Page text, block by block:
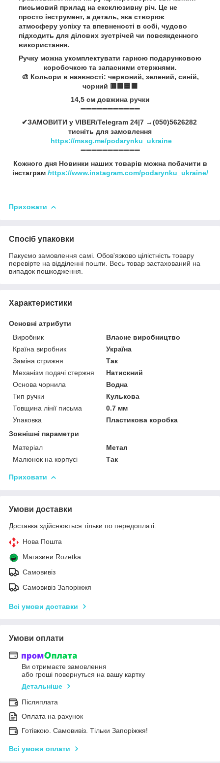
письмовий прилад на ексклюзивну річ. Це не
просто інструмент, а деталь, яка створює
атмосферу успіху та впевненості в собі, чудово
підходить для ділових зустрічей чи повсякденного
використання.
Ручку можна укомплектувати гарною подарунковою
коробочкою та запасними стержнями.
🎨 Кольори в наявності: червоний, зелений, синій,
чорний 🟥🟩🟦⬛
14,5 см довжина ручки
➖➖➖➖➖➖➖➖➖➖➖
✔ЗАМОВИТИ у VIBER/Telegram 24|7 →(050)5626282
тисніть для замовлення
https://mssg.me/podarynku_ukraine
➖➖➖➖➖➖➖➖➖➖➖
Кожного дня Новинки наших товарів можна побачити в
інстаграм https://www.instagram.com/podarynku_ukraine/
Приховати
Спосіб упаковки
Пакуємо замовлення самі. Обов'язково цілістність товару
перевірте на відділенні пошти. Весь товар застахований на
випадок пошкодження.
Характеристики
Основні атрибути
Виробник
Власне виробництво
Країна виробник
Україна
Заміна стрижня
Так
Механізм подачі стержня
Натискний
Основа чорнила
Водна
Тип ручки
Кулькова
Товщина лінії письма
0.7 мм
Упаковка
Пластикова коробка
Зовнішні параметри
Матеріал
Метал
Малюнок на корпусі
Так
Приховати
Умови доставки
Доставка здійснюється тільки по передоплаті.
Нова Пошта
Магазини Rozetka
Самовивіз
Самовивіз Запоріжжя
Всі умови доставки
Умови оплати
Ви отримаєте замовлення
або гроші повернуться на вашу картку
Детальніше
Післяплата
Оплата на рахунок
Готівкою. Самовивіз. Тільки Запоріжжя!
Всі умови оплати